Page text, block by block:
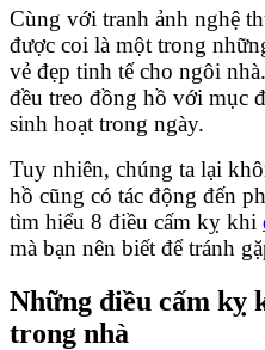
Cùng với tranh ảnh nghệ
được coi là một trong
vẻ đẹp tinh tế cho ngôi
đều treo đồng hồ với mục
sinh hoạt trong ngày.
Tuy nhiên, chúng ta lại
hồ cũng có tác động đến
tìm hiểu 8 điều cấm kỵ khi
mà bạn nên biết để tránh
Những điều cấm kỵ
trong nhà